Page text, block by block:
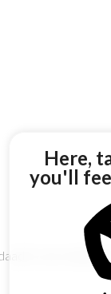
Here,
you'll
is voor anderen.”